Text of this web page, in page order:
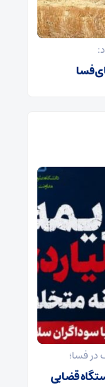
در فسا؛
قضایی